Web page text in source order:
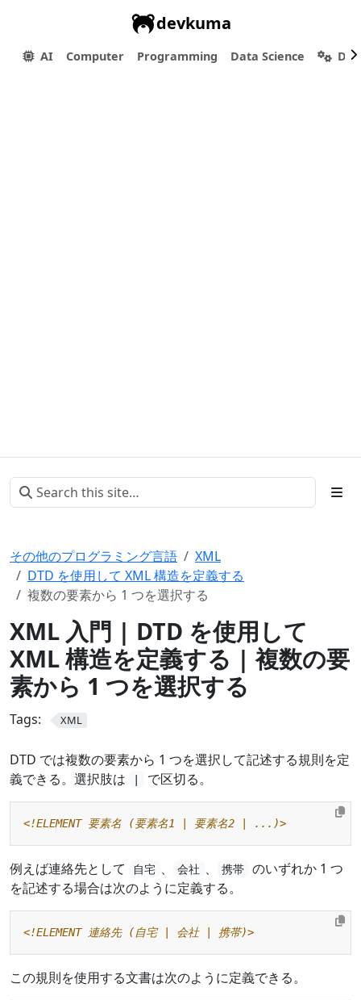
devkuma
AI Computer Programming Data Science
その他のプログラミング言語
XML
DTD を使用して XML 構造を定義する
複数の要素から 1 つを選択する
XML 入門 | DTD を使用して
XML 構造を定義する | 複数の要
素から 1 つを選択する
Tags: XML
DTD では複数の要素から 1 つを選択して記述する規則を定
義できる。選択肢は
で区切る。
<!ELEMENT 要素名 (要素名1 | 要素名2 | ...)>
例えば連絡先として 自宅 、 会社 、 携帯
のいずれか 1 つ
を記述する場合は次のように定義する。
<!ELEMENT 連絡先 (自宅 | 会社 | 携帯)>
この規則を使用する文書は次のように定義できる。